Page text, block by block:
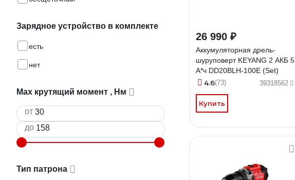
Зарядное устройство в комплекте
есть
нет
Max крутящий момент , Нм
от
до
Тип патрона
26 990 ₽
Аккумуляторная дрель-
шуруповерт KEYANG 2 АКБ 5
А*ч DD20BLH-100E (Set)
4.6(73) 39318562
Купить